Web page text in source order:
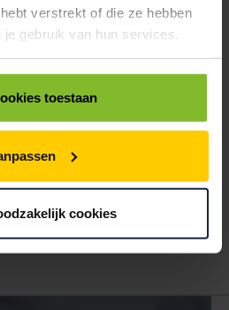
verstrekt of die ze hebben
gebruik van hun services.
toestaan
cookies
3MM ENKEL GOLF WIT
250
500
€1,27 €1,14
u een eigen bestellijst maken.
kunt u terugvinden in uw
uit voor uw administratie!